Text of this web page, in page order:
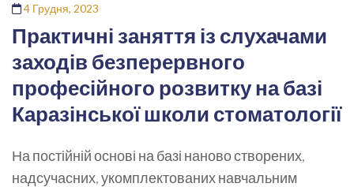
4 Грудня, 2023
Практичні заняття із слухачами
заходів безперервного
професійного розвитку на базі
Каразінської школи стоматології
На постійній основі на базі наново створених,
надсучасних, укомплектованих навчальним